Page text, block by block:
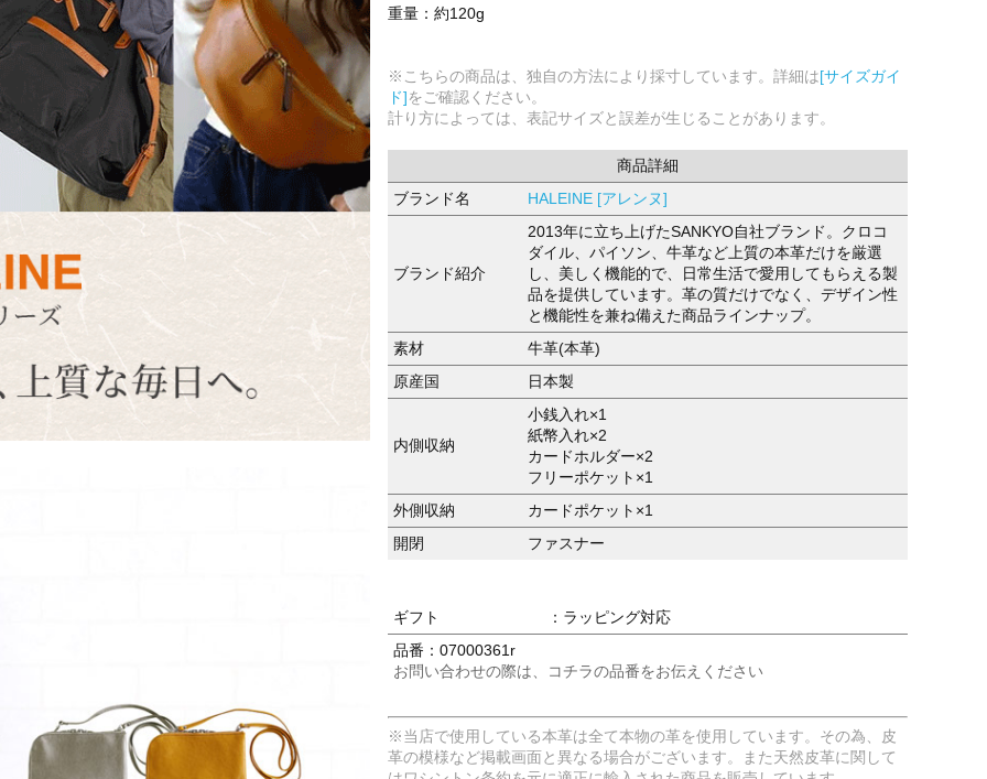
重量：約120g
※こちらの商品は、独自の方法により採寸しています。詳細は[サイズガイ
ド]をご確認ください。
計り方によっては、表記サイズと誤差が生じることがあります。
商品詳細
ブランド名
HALEINE [アレンヌ]
ブランド紹介
2013年に立ち上げたSANKYO自社ブランド。クロコ
ダイル、パイソン、牛革など上質の本革だけを厳選
し、美しく機能的で、日常生活で愛用してもらえる製
品を提供しています。革の質だけでなく、デザイン性
と機能性を兼ね備えた商品ラインナップ。
素材
牛革(本革)
原産国
日本製
内側収納
小銭入れ×1
紙幣入れ×2
カードホルダー×2
フリーポケット×1
外側収納
カードポケット×1
開閉
ファスナー
ギフト
：ラッピング対応
品番：07000361r
お問い合わせの際は、コチラの品番をお伝えください
※当店で使用している本革は全て本物の革を使用しています。その為、皮
革の模様など掲載画面と異なる場合がございます。また天然皮革に関して